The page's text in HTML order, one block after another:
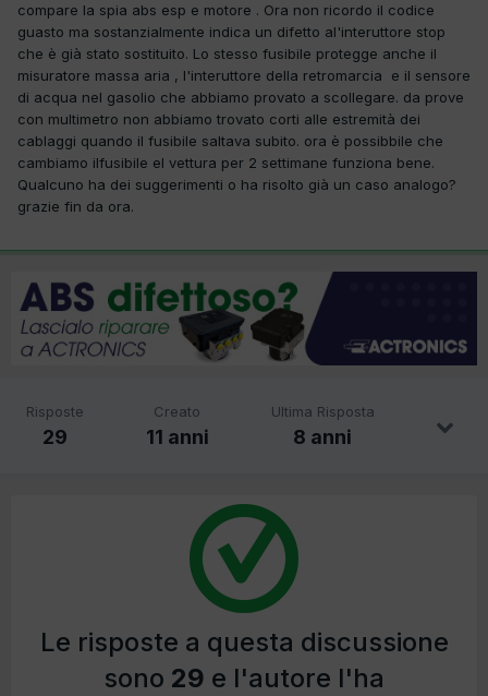
compare la spia abs esp e motore . Ora non ricordo il codice
guasto ma sostanzialmente indica un difetto al'interuttore stop
che è già stato sostituito. Lo stesso fusibile protegge anche il
misuratore massa aria , l'interuttore della retromarcia e il sensore
di acqua nel gasolio che abbiamo provato a scollegare. da prove
con multimetro non abbiamo trovato corti alle estremità dei
cablaggi quando il fusibile saltava subito. ora è possibbile che
cambiamo ilfusibile el vettura per 2 settimane funziona bene.
Qualcuno ha dei suggerimenti o ha risolto già un caso analogo?
grazie fin da ora.
Risposte
29
Creato
11 anni
Ultima Risposta
8 anni
Le risposte a questa discussione
sono 29 e l'autore l'ha